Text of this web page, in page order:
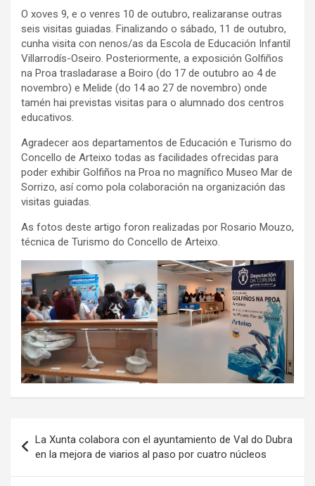
O xoves 9, e o venres 10 de outubro, realizaranse outras
seis visitas guiadas. Finalizando o sábado, 11 de outubro,
cunha visita con nenos/as da Escola de Educación Infantil
Villarrodís-Oseiro. Posteriormente, a exposición Golfiños
na Proa trasladarase a Boiro (do 17 de outubro ao 4 de
novembro) e Melide (do 14 ao 27 de novembro) onde
tamén hai previstas visitas para o alumnado dos centros
educativos.
Agradecer aos departamentos de Educación e Turismo do
Concello de Arteixo todas as facilidades ofrecidas para
poder exhibir Golfiños na Proa no magnífico Museo Mar de
Sorrizo, así como pola colaboración na organización das
visitas guiadas.
As fotos deste artigo foron realizadas por Rosario Mouzo,
técnica de Turismo do Concello de Arteixo.
de
entradas
La Xunta colabora con el ayuntamiento de Val do Dubra
en la mejora de viarios al paso por cuatro núcleos